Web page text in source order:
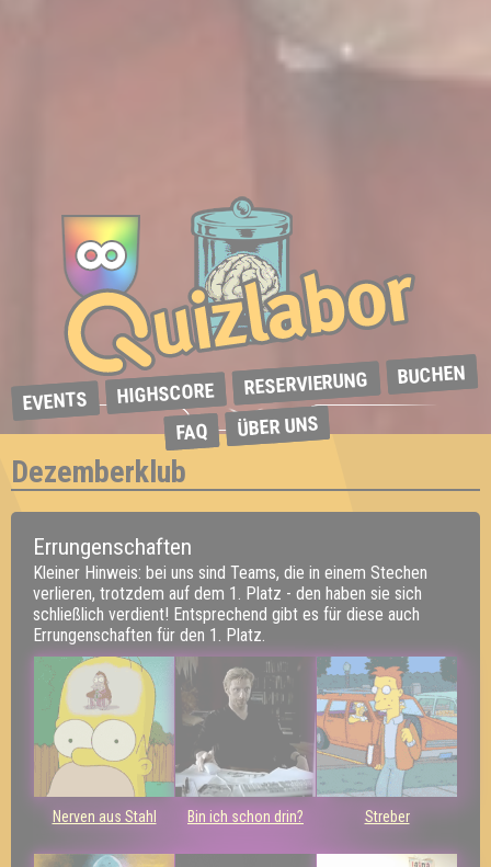
EVENTS HIGHSCORE RESERVIERUNG BUCHEN
FAQ ÜBER UNS
Dezemberklub
Errungenschaften
Kleiner Hinweis: bei uns sind Teams, die in einem Stechen
verlieren, trotzdem auf dem 1. Platz - den haben sie sich
schließlich verdient! Entsprechend gibt es für diese auch
Errungenschaften für den 1. Platz.
Nerven aus Stahl Bin ich schon drin? Streber